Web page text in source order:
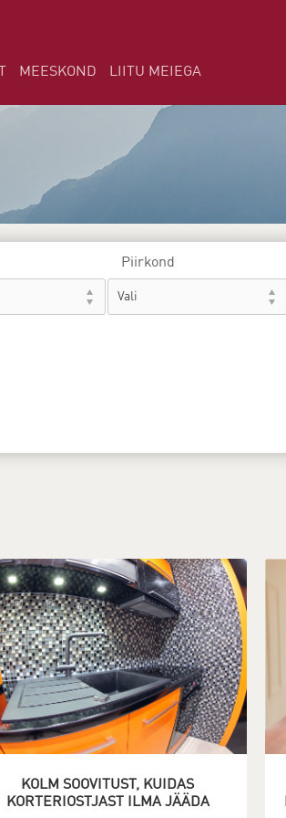
MEESKOND LIITU MEIEGA
Piirkond
KOLM SOOVITUST, KUIDAS
KORTERIOSTJAST ILMA JÄÄDA